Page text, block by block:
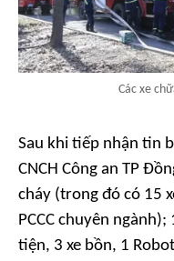
Các xe
Sau khi tiếp nhận tin
CNCH Công an TP
cháy (trong đó có 15
PCCC chuyên
tiện, 3 xe bồn, 1